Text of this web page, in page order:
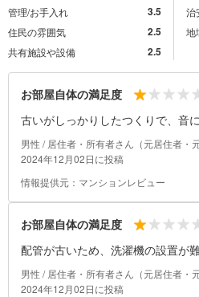
管理/お手入れ 3.5
住民の雰囲気 2.5
共有施設や設備 2.5
治
地
お部屋自体の満足度
古いがしっかりしたつくりで、音
った。
男性 / 居住者・所有者さん（元居住者・
2024年12月02日に投稿
情報提供元：マンションレビュー
お部屋自体の満足度
配管が古いため、洗濯機の設置が
ないなど、今どきのマンションに
廊下側の部屋にはエアコン設置が
男性 / 居住者・所有者さん（元居住者・
2024年12月02日に投稿